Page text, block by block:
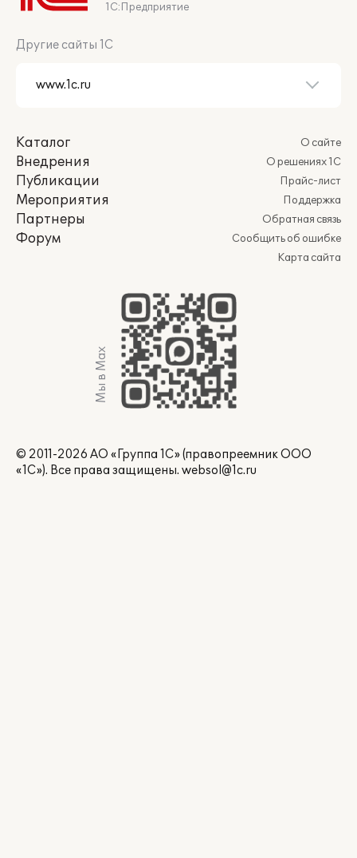
1С:Предприятие
Другие сайты 1С
Каталог
Внедрения
Публикации
Мероприятия
Партнеры
Форум
О сайте
О решениях 1С
Прайс-лист
Поддержка
Обратная связь
Сообщить об ошибке
Карта сайта
Мы в Max
© 2011-2026 АО «Группа 1С» (правопреемник ООО
«1С»). Все права защищены. websol@1c.ru